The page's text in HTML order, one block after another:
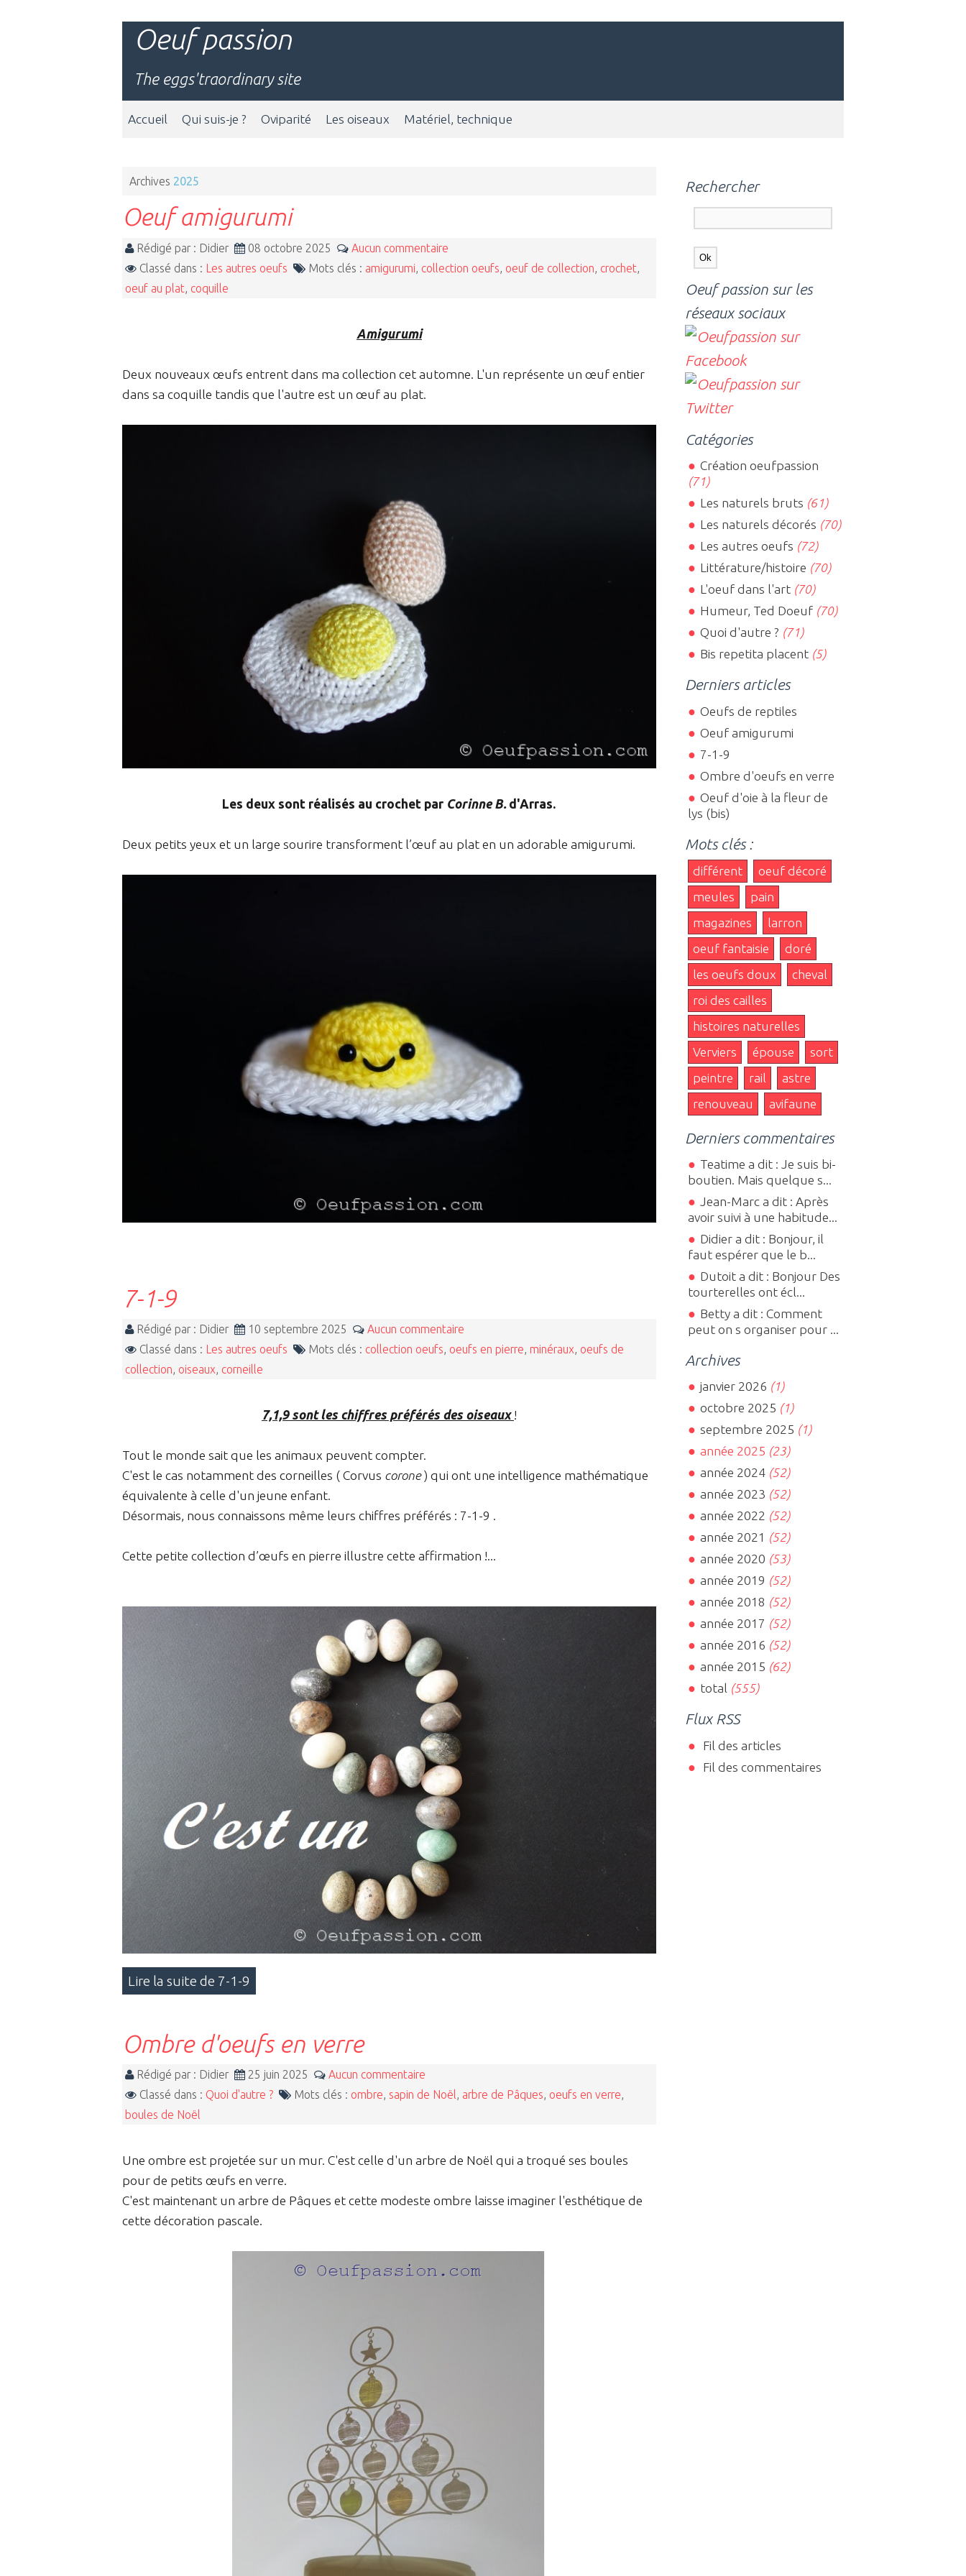
Oeuf passion
The eggs'traordinary site
Accueil Qui suis-je ? Oviparité Les oiseaux Matériel, technique
Archives 2025
Oeuf amigurumi
Rédigé par : Didier 08 octobre 2025
Aucun commentaire
Classé dans : Les autres oeufs Mots clés : amigurumi collection oeufs oeuf de collection crochet
oeuf au plat coquille
Amigurumi
Deux nouveaux œufs entrent dans ma collection cet automne. L'un représente un œuf entier
dans sa coquille tandis que l'autre est un œuf au plat.
Les deux sont réalisés au crochet par Corinne B.d'Arras.
Deux petits yeux et un large sourire transforment l’œuf au plat en un adorable amigurumi.
7-1-9
Rédigé par : Didier 10 septembre 2025
Aucun commentaire
Classé dans : Les autres oeufs Mots clés : collection oeufs, oeufs en pierre, minéraux, oeufs de
collection, oiseaux, corneille
7,1,9 sont les chiffres préférés des oiseaux !
Tout le monde sait que les animaux peuvent compter.
C'est le cas notamment des corneilles ( Corvus corone) qui ont une intelligence mathématique
équivalente à celle d'un jeune enfant.
Désormais, nous connaissons même leurs chiffres préférés : 7-1-9 .
Cette petite collection d’œufs en pierre illustre cette affirmation !...
Lire la suite de 7-1-9
Ombre d'oeufs en verre
Rédigé par : Didier 25 juin 2025
Aucun commentaire
Classé dans : Quoi d'autre ? Mots clés : ombre, sapin de Noël, arbre de Pâques, oeufs en verre,
boules de Noël
Une ombre est projetée sur un mur. C'est celle d'un arbre de Noël qui a troqué ses boules
pour de petits œufs en verre.
C'est maintenant un arbre de Pâques et cette modeste ombre laisse imaginer l'esthétique de
cette décoration pascale.
Rechercher
Oeuf passion sur les
réseaux sociaux
Catégories
Création oeufpassion
(71)
Les naturels bruts (61)
Les naturels décorés (70)
Les autres oeufs (72)
Littérature/histoire (70)
L'oeuf dans l'art(70)
Humeur, Ted Doeuf(70)
Quoi d'autre ? (71)
Bis repetita placent(5)
Derniers articles
Oeufs de reptiles
Oeuf amigurumi
7-1-9
Ombre d'oeufs en verre
Oeuf d'oie à la fleur de
lys (bis)
Mots clés :
différent
oeuf décoré
meules
pain
magazines
larron
oeuf fantaisie
doré
les oeufs doux
cheval
roi des cailles
histoires naturelles
Verviers
épouse
sort
peintre
rail
astre
renouveau
avifaune
Derniers commentaires
Teatime a dit : Je suis bi-
boutien. Mais quelque s...
Jean-Marc a dit : Après
avoir suivi à une habitude...
Didier a dit : Bonjour, il
faut espérer que le b...
Dutoit a dit : Bonjour Des
tourterelles ont écl...
Betty a dit : Comment
peut on s organiser pour ...
Archives
janvier 2026 (1)
octobre 2025 (1)
septembre 2025 (1)
année 2025 (23)
année 2024(52)
année 2023 (52)
année 2022 (52)
année 2021 (52)
année 2020 (53)
année 2019 (52)
année 2018 (52)
année 2017 (52)
année 2016 (52)
année 2015 (62)
total (555)
Flux RSS
Fil des articles
Fil des commentaires